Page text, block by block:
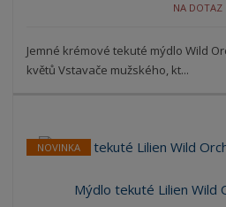
NA DOTAZ
Jemné krémové tekuté mýdlo Wild
květů Vstavače mužského, kt...
NOVINKA
Mýdlo tekuté Lilien Wild